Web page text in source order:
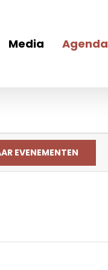
Media Agenda
EVENEMENTEN